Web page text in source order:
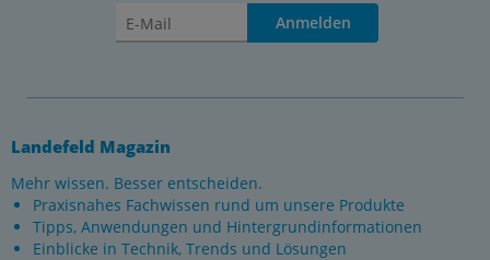
Anmelden
Landefeld Magazin
Mehr wissen. Besser entscheiden.
Praxisnahes Fachwissen rund um unsere Produkte
Tipps, Anwendungen und Hintergrundinformationen
Einblicke in Technik, Trends und Lösungen